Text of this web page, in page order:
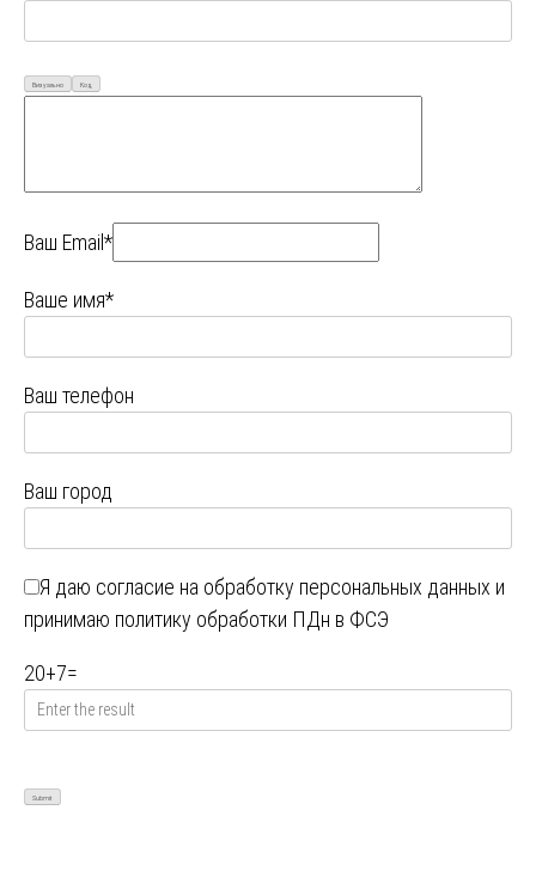
Визуально Код
Ваш Email*
Ваше имя*
Ваш телефон
Ваш город
Я даю согласие на обработку персональных данных и
принимаю политику обработки ПДн в ФСЭ
20+7=